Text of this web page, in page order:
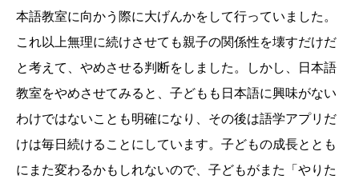
本語教室に向かう際に大げんかをして行っていました。
これ以上無理に続けさせても親子の関係性を壊すだけだ
と考えて、やめさせる判断をしました。しかし、日本語
教室をやめさせてみると、子どもも日本語に興味がない
わけではないことも明確になり、その後は語学アプリだ
けは毎日続けることにしています。子どもの成長ととも
にまた変わるかもしれないので、子どもがまた「やりた